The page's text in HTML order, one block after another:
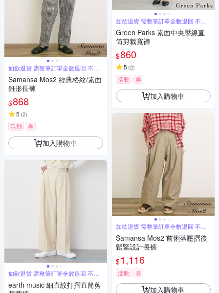
如欲退貨 需整筆訂單全數退回 不能
單退
Samansa Mos2 經典格紋/素面
錐形長褲
$868
5 (2)
活動 券
加入購物車
如欲退貨 需整筆訂單全數退回 不能
單退
earth music 細直紋打摺直筒剪
如欲退貨 需整筆訂單全數退回 不能
單退
Green Parks 素面中央壓線直
筒剪裁寬褲
$860
5 (2)
活動 券
加入購物車
如欲退貨 需整筆訂單全數退回 不能
單退
Samansa Mos2 前俐落壓摺後
鬆緊設計長褲
$1,116
活動 券
加入購物車